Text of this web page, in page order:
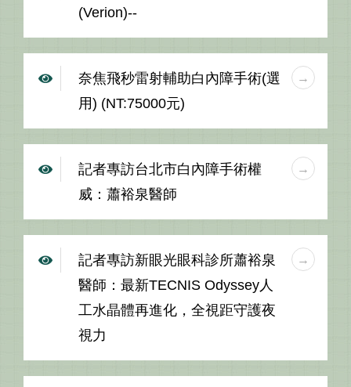
(Verion)--
奈焦飛秒雷射輔助白內障手術(選
用) (NT:75000元)
記者專訪台北市白內障手術權
威：蕭裕泉醫師
記者專訪新眼光眼科診所蕭裕泉
醫師：最新TECNIS Odyssey人
工水晶體再進化，全視距守護夜
視力